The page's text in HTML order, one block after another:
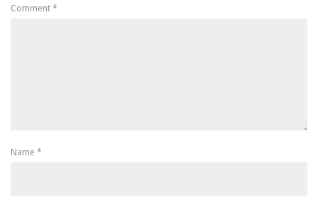
Comment*
Name *